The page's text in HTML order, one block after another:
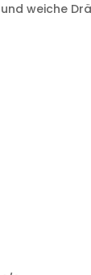
weiche